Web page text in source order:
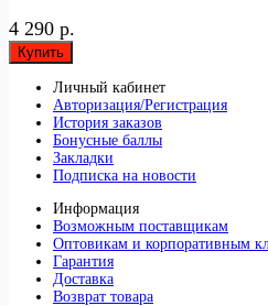
4 290 р.
Купить
Личный кабинет
Авторизация/Регистрация
История заказов
Бонусные баллы
Закладки
Подписка на новости
Информация
Возможным поставщикам
Оптовикам и корпоративным
Гарантия
Доставка
Возврат товара